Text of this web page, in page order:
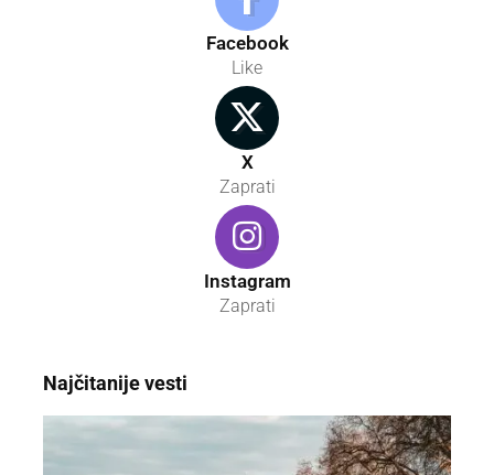
Facebook
Like
X
Zaprati
Instagram
Zaprati
Najčitanije vesti